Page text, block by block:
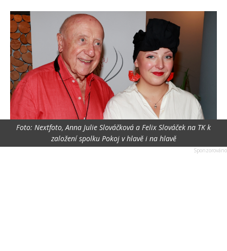
Foto: Nextfoto, Anna Julie Slováčková a Felix Slováček na TK k
založení spolku Pokoj v hlavě i na hlavě